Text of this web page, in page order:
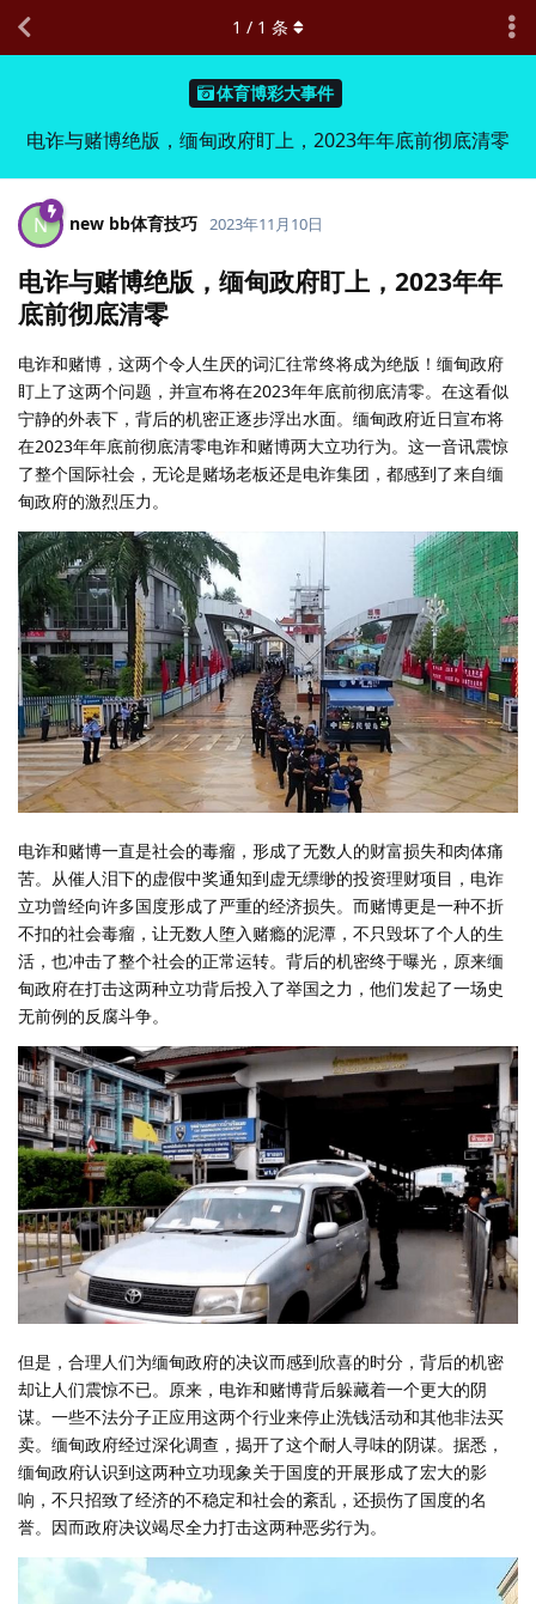
体育博彩大事件
电诈与赌博绝版，缅甸政府盯上，2023年年底前彻底清零
1 / 1 条
N new bb体育技巧 2023年11月10日
电诈与赌博绝版，缅甸政府盯上，2023年年
底前彻底清零
电诈和赌博，这两个令人生厌的词汇往常终将成为绝版！缅甸政府
盯上了这两个问题，并宣布将在2023年年底前彻底清零。在这看似
宁静的外表下，背后的机密正逐步浮出水面。缅甸政府近日宣布将
在2023年年底前彻底清零电诈和赌博两大立功行为。这一音讯震惊
了整个国际社会，无论是赌场老板还是电诈集团，都感到了来自缅
甸政府的激烈压力。
电诈和赌博一直是社会的毒瘤，形成了无数人的财富损失和肉体痛
苦。从催人泪下的虚假中奖通知到虚无缥缈的投资理财项目，电诈
立功曾经向许多国度形成了严重的经济损失。而赌博更是一种不折
不扣的社会毒瘤，让无数人堕入赌瘾的泥潭，不只毁坏了个人的生
活，也冲击了整个社会的正常运转。背后的机密终于曝光，原来缅
甸政府在打击这两种立功背后投入了举国之力，他们发起了一场史
无前例的反腐斗争。
但是，合理人们为缅甸政府的决议而感到欣喜的时分，背后的机密
却让人们震惊不已。原来，电诈和赌博背后躲藏着一个更大的阴
谋。一些不法分子正应用这两个行业来停止洗钱活动和其他非法买
卖。缅甸政府经过深化调查，揭开了这个耐人寻味的阴谋。据悉，
缅甸政府认识到这两种立功现象关于国度的开展形成了宏大的影
响，不只招致了经济的不稳定和社会的紊乱，还损伤了国度的名
誉。因而政府决议竭尽全力打击这两种恶劣行为。